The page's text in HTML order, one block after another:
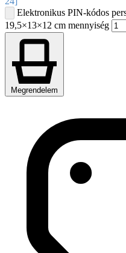
Elektronikus PIN-kódos
19,5×13×12 cm mennyiség
Megrendelem